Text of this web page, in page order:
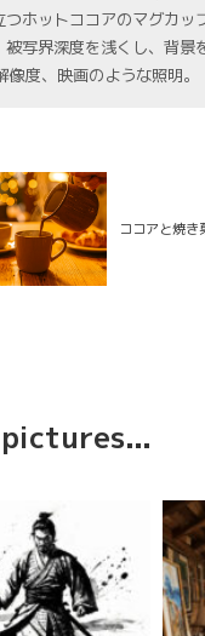
つホットココアのマグカ
被写界深度を浅くし、背
像度、映画のような照明。
ココアと焼